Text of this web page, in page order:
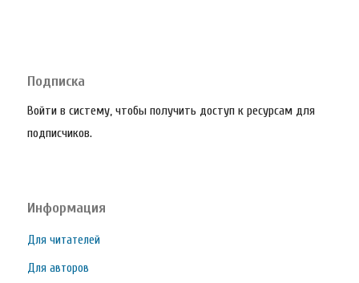
Подписка
Войти в систему, чтобы получить доступ к ресурсам для
подписчиков.
Информация
Для читателей
Для авторов